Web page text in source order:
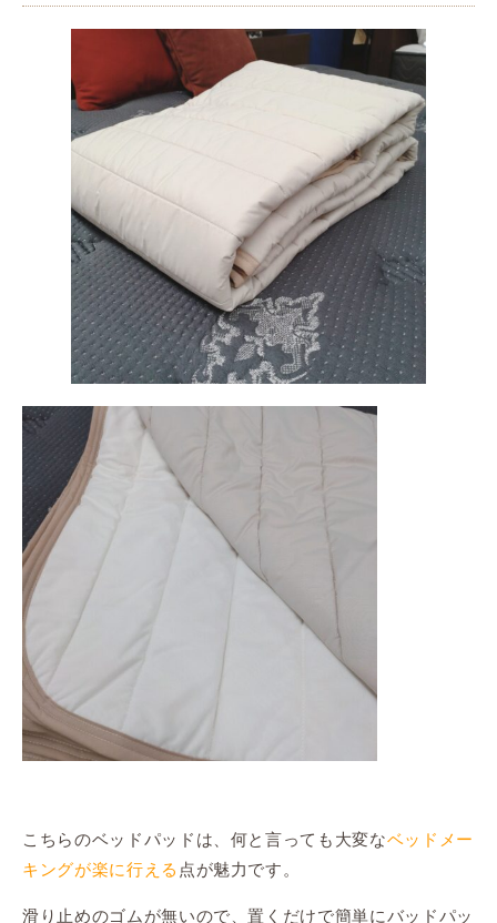
こちらのベッドパッドは、何と言っても大変なベッドメー
キングが楽に行える 点が魅力です。
滑り止めのゴムが無いので、置くだけで簡単にバッドパッ